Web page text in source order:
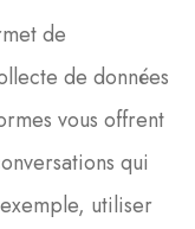
de
de données
vous offrent
qui
utiliser